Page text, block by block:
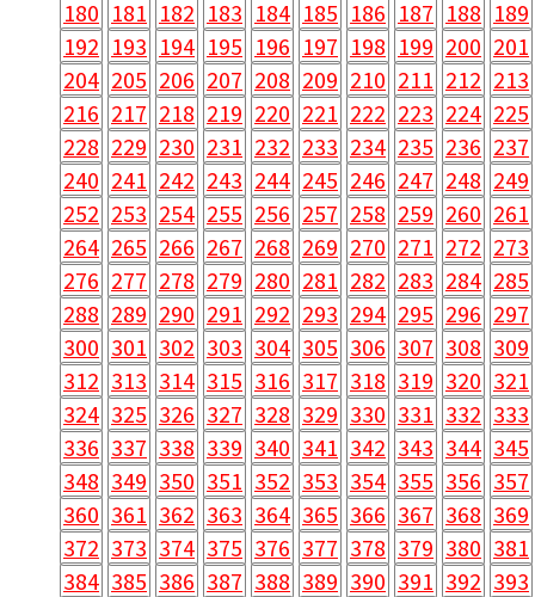
180 181 182 183 184 185 186 187 188 189
192 193 194 195 196 197 198 199 200 201
204 205 206 207 208 209 210 211 212 213
216 217 218 219 220 221 222 223 224 225
228 229 230 231 232 233 234 235 236 237
240 241 242 243 244 245 246 247 248 249
252 253 254 255 256 257 258 259 260 261
264 265 266 267 268 269 270 271 272 273
276 277 278 279 280 281 282 283 284 285
288 289 290 291 292 293 294 295 296 297
300 301 302 303 304 305 306 307 308 309
312 313 314 315 316 317 318 319 320 321
324 325 326 327 328 329 330 331 332 333
336 337 338 339 340 341 342 343 344 345
348 349 350 351 352 353 354 355 356 357
360 361 362 363 364 365 366 367 368 369
372 373 374 375 376 377 378 379 380 381
384 385 386 387 388 389 390 391 392 393